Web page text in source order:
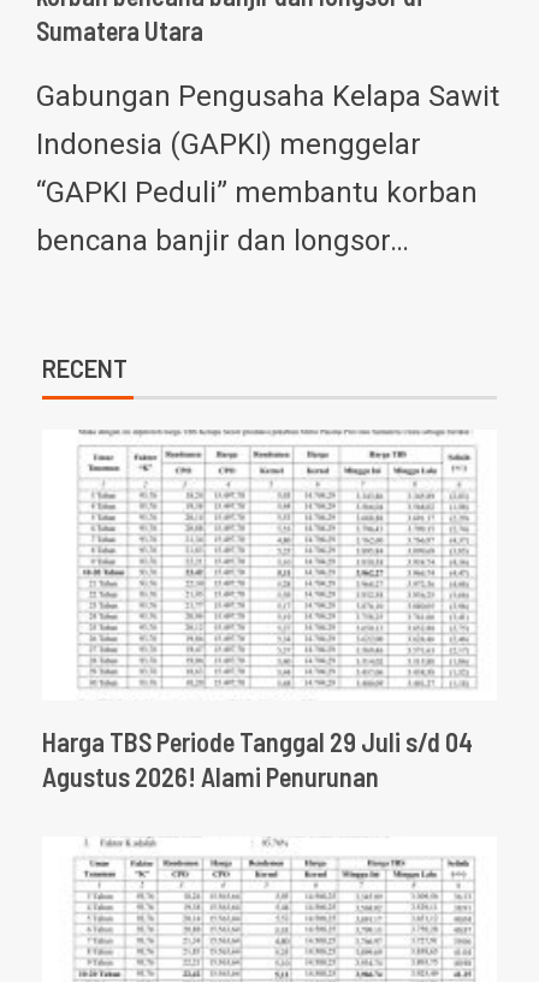
Sumatera Utara
Gabungan Pengusaha Kelapa Sawit
Indonesia (GAPKI) menggelar
“GAPKI Peduli” membantu korban
bencana banjir dan longsor…
RECENT
Harga TBS Periode Tanggal 29 Juli s/d 04
Agustus 2026! Alami Penurunan